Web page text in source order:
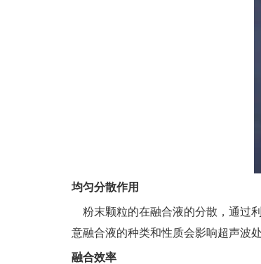
均匀分散作用
粉末颗粒的在融合液的分散，通过
意融合液的种类和性质会影响超声波
融合效率